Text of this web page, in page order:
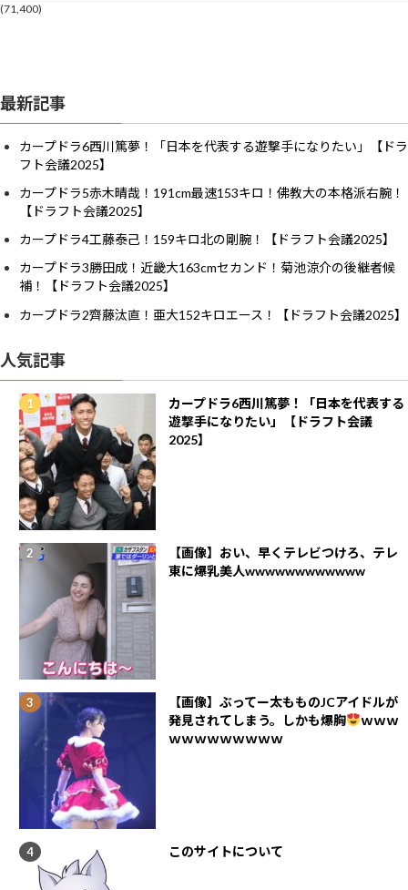
(71,400)
最新記事
カープドラ6西川篤夢！「日本を代表する遊撃手になりたい」【ドラ
フト会議2025】
カープドラ5赤木晴哉！191cm最速153キロ！佛教大の本格派右腕！
【ドラフト会議2025】
カープドラ4工藤泰己！159キロ北の剛腕！【ドラフト会議2025】
カープドラ3勝田成！近畿大163cmセカンド！菊池涼介の後継者候
補！【ドラフト会議2025】
カープドラ2齊藤汰直！亜大152キロエース！【ドラフト会議2025】
人気記事
カープドラ6西川篤夢！「日本を代表する
遊撃手になりたい」【ドラフト会議
2025】
【画像】おい、早くテレビつけろ、テレ
東に爆乳美人wwwwwwwwwwww
【画像】ぶってー太もものJCアイドルが
発見されてしまう。しかも爆胸
ｗｗｗ
ｗｗｗｗｗｗｗｗｗ
このサイトについて